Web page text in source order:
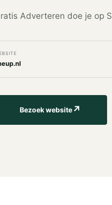
Adverteren doe je op
Bezoek website↗